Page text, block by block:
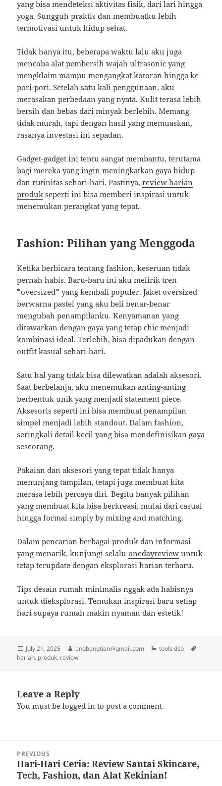
yang bisa mendeteksi aktivitas fisik, dari lari hingga
yoga. Sungguh praktis dan membuatku lebih
termotivasi untuk hidup sehat.
Tidak hanya itu, beberapa waktu lalu aku juga
mencoba alat pembersih wajah ultrasonic yang
mengklaim mampu mengangkat kotoran hingga ke
pori-pori. Setelah satu kali penggunaan, aku
merasakan perbedaan yang nyata. Kulit terasa lebih
bersih dan bebas dari minyak berlebih. Memang
tidak murah, tapi dengan hasil yang memuaskan,
rasanya investasi ini sepadan.
Gadget-gadget ini tentu sangat membantu, terutama
bagi mereka yang ingin meningkatkan gaya hidup
dan rutinitas sehari-hari. Pastinya,review harian
produk seperti ini bisa memberi inspirasi untuk
menemukan perangkat yang tepat.
Fashion: Pilihan yang Menggoda
Ketika berbicara tentang fashion, keseruan tidak
pernah habis. Baru-baru ini aku melirik tren
*oversized* yang kembali populer. Jaket oversized
berwarna pastel yang aku beli benar-benar
mengubah penampilanku. Kenyamanan yang
ditawarkan dengan gaya yang tetap chic menjadi
kombinasi ideal. Terlebih, bisa dipadukan dengan
outfit kasual sehari-hari.
Satu hal yang tidak bisa dilewatkan adalah aksesori.
Saat berbelanja, aku menemukan anting-anting
berbentuk unik yang menjadi statement piece.
Aksesoris seperti ini bisa membuat penampilan
simpel menjadi lebih standout. Dalam fashion,
seringkali detail kecil yang bisa mendefinisikan gaya
seseorang.
Pakaian dan aksesori yang tepat tidak hanya
menunjang tampilan, tetapi juga membuat kita
merasa lebih percaya diri. Begitu banyak pilihan
yang membuat kita bisa berkreasi, mulai dari casual
hingga formal simply by mixing and matching.
Dalam pencarian berbagai produk dan informasi
yang menarik, kunjungi selaluonedayreview untuk
tetap terupdate dengan eksplorasi harian terbaru.
Tips desain rumah minimalis nggak ada habisnya
untuk dieksplorasi. Temukan inspirasi baru setiap
hari supaya rumah makin nyaman dan estetik!
Posted
on
July 21, 2025 Author
engbengtian@gmail.com Categories
tools dsb
harian, produk, review
Leave a Reply
You must belogged in to post a comment.
navigation
PREVIOUS
Previous
post:
Hari-Hari Ceria: Review Santai Skincare,
Tech, Fashion, dan Alat Kekinian!